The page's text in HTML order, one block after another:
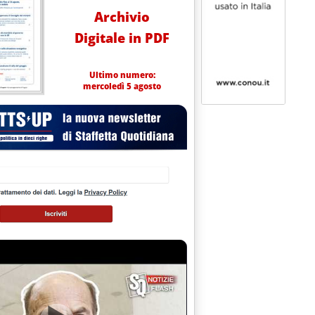
Archivio
Digitale in PDF
Ultimo numero:
mercoledì 5 agosto